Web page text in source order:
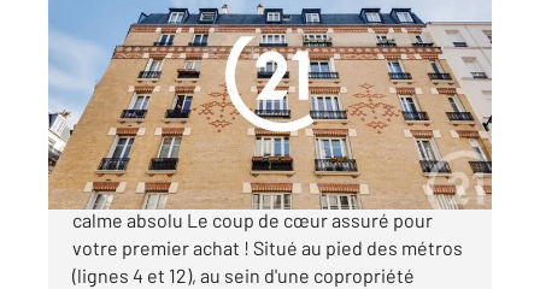
2, 2 pièces
Ref : 4368
Appartement F2 à vendre
288 000 €
Marcadet-Poissonniers: Charme de l'ancien et
calme absolu Le coup de cœur assuré pour
votre premier achat ! Situé au pied des métros
(lignes 4 et 12), au sein d'une copropriété